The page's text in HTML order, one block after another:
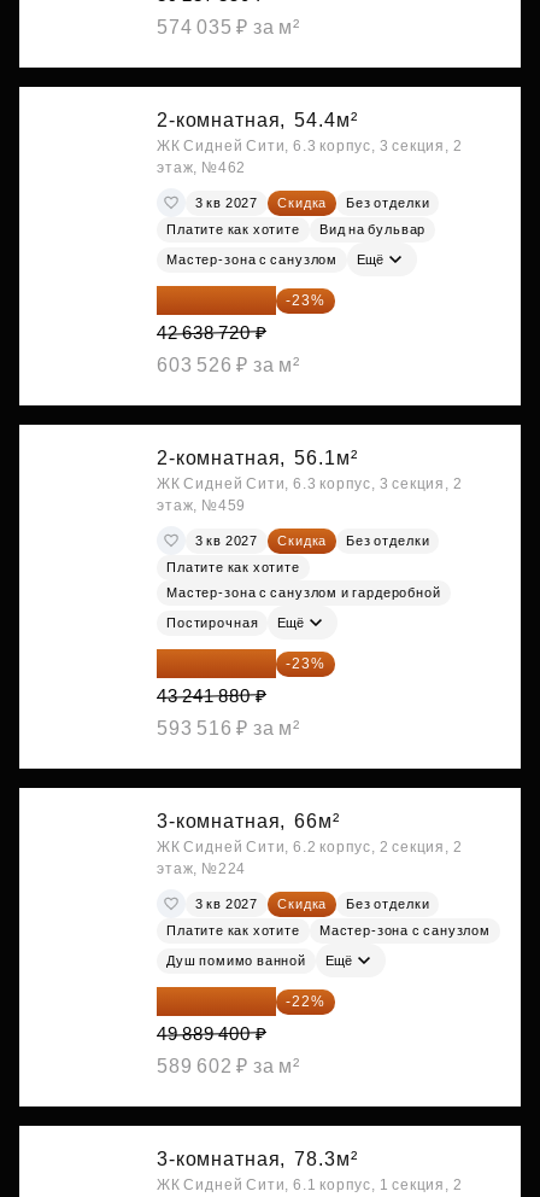
574 035 ₽ за м²
2-комнатная, 54.4м²
ЖК Сидней Сити, 6.3 корпус, 3 секция, 2
этаж, №462
3 кв 2027 Скидка
Без отделки
Платите как хотите
Вид на бульвар
Мастер-зона с санузлом Ещё
32 831 814 ₽ -23%
42 638 720 ₽
603 526 ₽ за м²
2-комнатная, 56.1м²
ЖК Сидней Сити, 6.3 корпус, 3 секция, 2
этаж, №459
3 кв 2027 Скидка
Без отделки
Платите как хотите
Мастер-зона с санузлом и гардеробной
Постирочная Ещё
33 296 248 ₽ -23%
43 241 880 ₽
593 516 ₽ за м²
3-комнатная, 66м²
ЖК Сидней Сити, 6.2 корпус, 2 секция, 2
этаж, №224
3 кв 2027 Скидка
Без отделки
Платите как хотите
Мастер-зона с санузлом
Душ помимо ванной Ещё
38 913 732 ₽ -22%
49 889 400 ₽
589 602 ₽ за м²
3-комнатная, 78.3м²
ЖК Сидней Сити, 6.1 корпус, 1 секция, 2